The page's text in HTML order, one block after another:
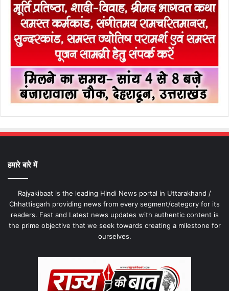
हमारे बारे में
Rajyakibaat is the leading Hindi News portal in Uttarakhand /
Chhattisgarh providing news from every segment/category for its
readers. Fast and Latest news updates with authentic content is
the prime objective that we seek towards creating a milestone for
ourselves.